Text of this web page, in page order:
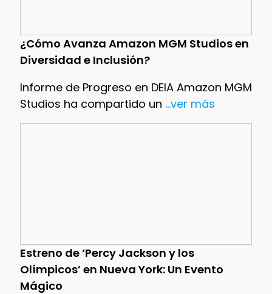
¿Cómo Avanza Amazon MGM Studios en
Diversidad e Inclusión?
Informe de Progreso en DEIA Amazon MGM
Studios ha compartido un ...ver más
Estreno de ‘Percy Jackson y los
Olímpicos’ en Nueva York: Un Evento
Mágico